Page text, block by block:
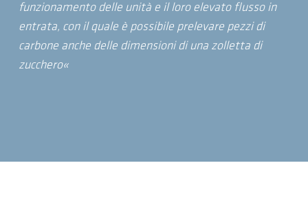
funzionamento delle unità e il loro elevato flusso in
entrata, con il quale è possibile prelevare pezzi di
carbone anche delle dimensioni di una zolletta di
zucchero«